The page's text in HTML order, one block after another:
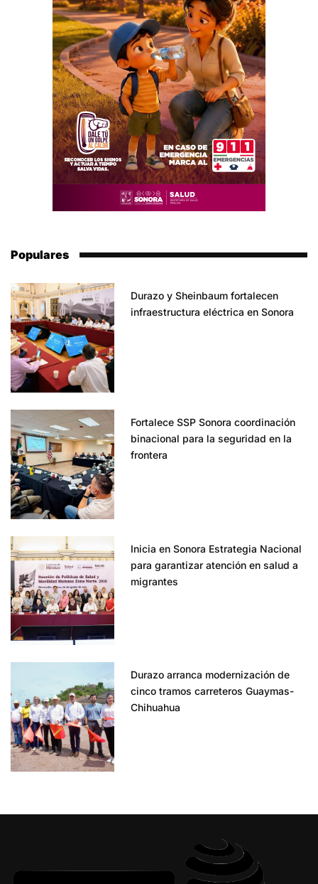
Populares
Durazo y Sheinbaum fortalecen
infraestructura eléctrica en Sonora
Fortalece SSP Sonora coordinación
binacional para la seguridad en la
frontera
Inicia en Sonora Estrategia Nacional
para garantizar atención en salud a
migrantes
Durazo arranca modernización de
cinco tramos carreteros Guaymas-
Chihuahua